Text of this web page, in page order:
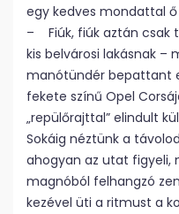
egy kedves mondattal
– Fiúk, fiúk aztán csak
kis belvárosi lakásnak –
manótündér bepattant
fekete színű Opel
„repülőrajttal” elindult
Sokáig néztünk a
ahogyan az utat figyeli,
magnóból felhangzó
kezével üti a ritmust a